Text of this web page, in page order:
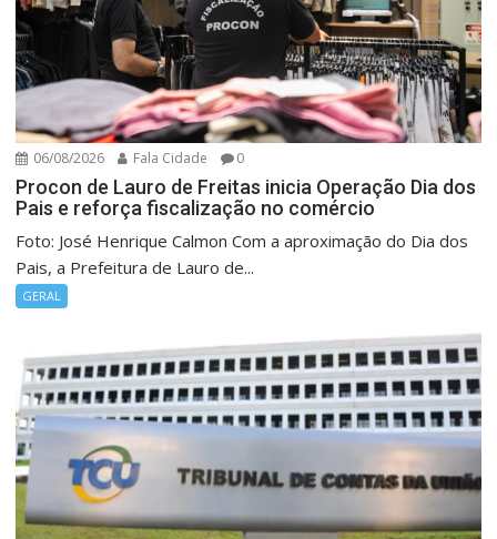
06/08/2026 Fala Cidade 0
Procon de Lauro de Freitas inicia Operação Dia dos
Pais e reforça fiscalização no comércio
Foto: José Henrique Calmon Com a aproximação do Dia dos
Pais, a Prefeitura de Lauro de...
GERAL